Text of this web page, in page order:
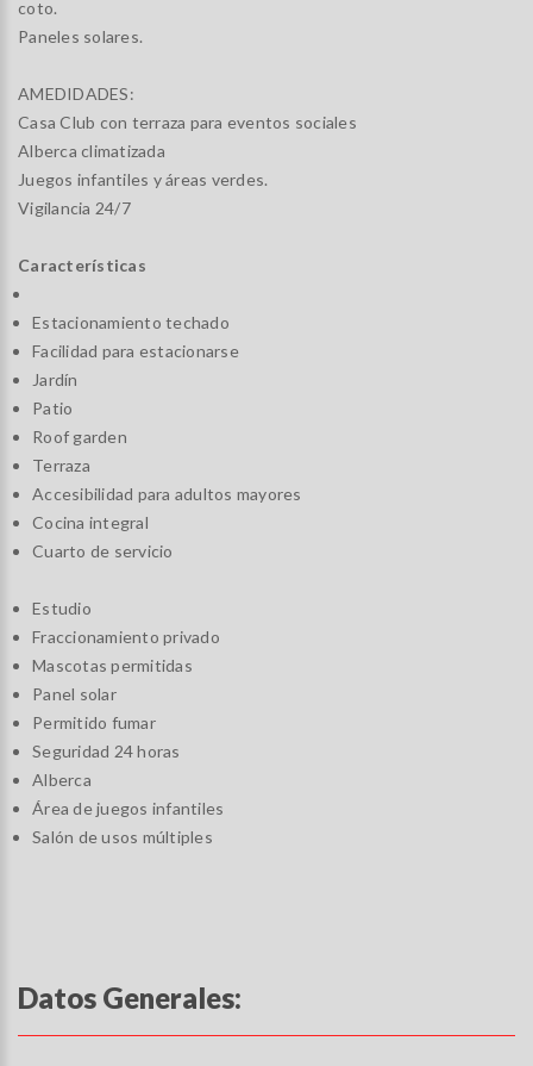
coto.
Paneles solares.
AMEDIDADES:
Casa Club con terraza para eventos sociales
Alberca climatizada
Juegos infantiles y áreas verdes.
Vigilancia 24/7
Características
Estacionamiento techado
Facilidad para estacionarse
Jardín
Patio
Roof garden
Terraza
Accesibilidad para adultos mayores
Cocina integral
Cuarto de servicio
Estudio
Fraccionamiento privado
Mascotas permitidas
Panel solar
Permitido fumar
Seguridad 24 horas
Alberca
Área de juegos infantiles
Salón de usos múltiples
Datos Generales: